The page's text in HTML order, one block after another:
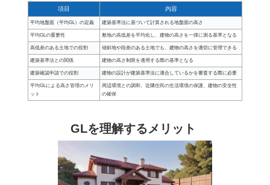
項目 内容
平均地盤面（平均GL）の定義 建築基準法に基づいて計算される地盤面の高さ
平均GLの重要性 敷地の高低差を平均化し、建物の高さを一律に測る基準となる
高低差のある土地での役割 傾斜地や段差のある土地でも、建物の高さを適切に管理できる
建築基準法との関係 建物の高さ制限を適用する際の基準となる
建築確認申請での役割 建物の設計が建築基準法に適合しているかを審査する際に必要
平均GLによる高さ管理のメリ
ット
周辺環境との調和、近隣住民の生活環境の保護、建物の安全性
の確保
GLを理解するメリット